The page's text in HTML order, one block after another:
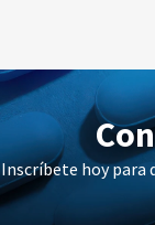
Inscríbete hoy para